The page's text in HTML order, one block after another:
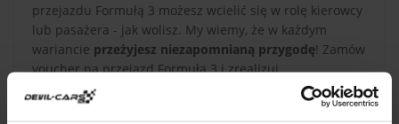
przejazdu Formułą 3 możesz wcielić się w rolę kierowcy
lub pasażera - jak wolisz. My wiemy, że w każdym
wariancie przeżyjesz niezapomnianą przygodę! Zamów
voucher na przejazd Formułą 3 i zrealizuj
motoryzacyjne marzenia!